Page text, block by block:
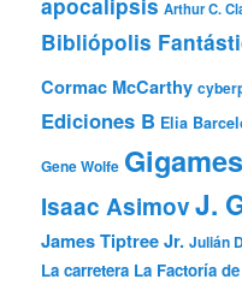
apocalipsis Arthur C.
Bibliópolis
Cormac McCarthy
Ediciones B Elia
Gene Wolfe
Isaac AsimovJ.
James Tiptree Jr. Julián
La carretera La Factoría